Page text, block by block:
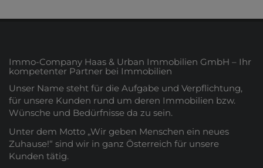
Immo-Company Haas & Urban Immobilien GmbH – Ihr
kompetenter Partner bei Immobilien
Unser Name steht für die Aufgabe und Verpflichtung,
für unsere Kunden rund um deren Immobilien bzw.
Wünsche und Bedürfnisse da zu sein.
Unter dem Motto „Wir geben Menschen ein neues
Zuhause!“ sind wir in ganz Österreich für unsere
Kunden tätig.